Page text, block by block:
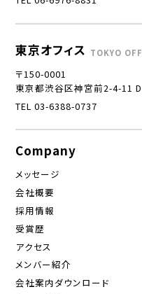
東京オフィス TOKYO
〒150-0001
東京都渋谷区神宮前2-4-11
TEL 03-6388-0737
Company
メッセージ
会社概要
採用情報
受賞歴
アクセス
メンバー紹介
会社案内ダウンロード